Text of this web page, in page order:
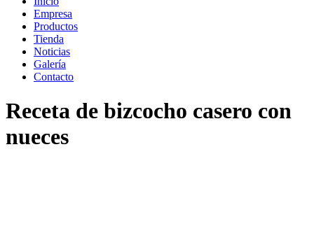
Empresa
Productos
Tienda
Noticias
Galería
Contacto
Receta de bizcocho casero con
nueces